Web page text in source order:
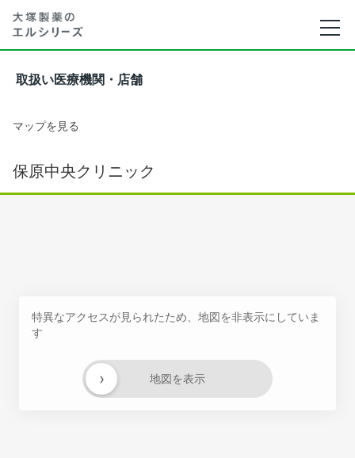
取扱い医療機関・店舗
マップを見る
保原中央クリニック
特異なアクセスが見られたため、地図を非表示にしていま
す
地図を表示
›